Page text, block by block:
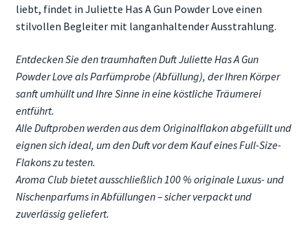
liebt, findet in Juliette Has A Gun Powder Love einen
stilvollen Begleiter mit langanhaltender Ausstrahlung.
Entdecken Sie den traumhaften Duft Juliette Has A Gun
Powder Love als Parfümprobe (Abfüllung), der Ihren Körper
sanft umhüllt und Ihre Sinne in eine köstliche Träumerei
entführt.
Alle Duftproben werden aus dem Originalflakon abgefüllt und
eignen sich ideal, um den Duft vor dem Kauf eines Full-Size-
Flakons zu testen.
Aroma Club bietet ausschließlich 100 % originale Luxus- und
Nischenparfums in Abfüllungen – sicher verpackt und
zuverlässig geliefert.